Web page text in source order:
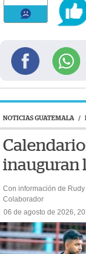
NOTICIAS GUATEMALA /
inauguran
Con información de
Colaborador
06 de agosto de 2026,